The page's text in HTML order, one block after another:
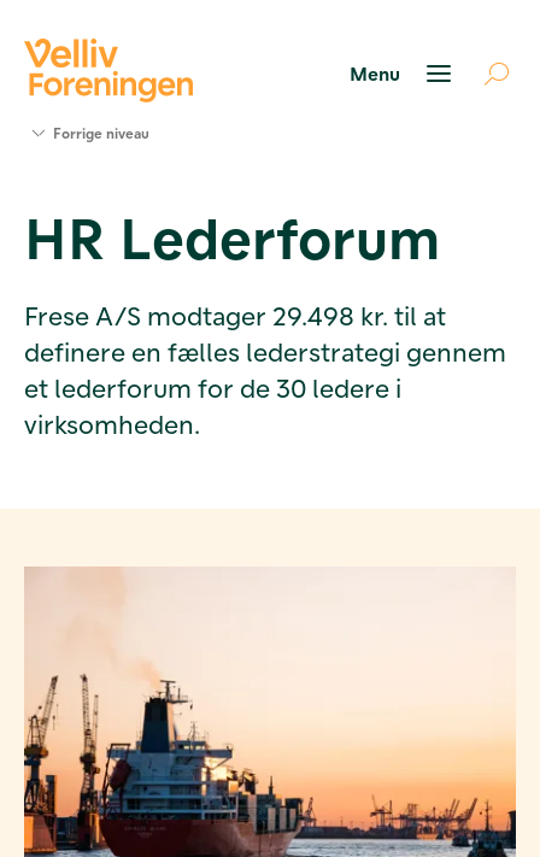
Værktøjer
og viden
Foreningen
Kontakt
os
Forrige niveau
HR Lederforum
Frese A/S modtager 29.498 kr. til at
definere en fælles lederstrategi gennem
et lederforum for de 30 ledere i
virksomheden.